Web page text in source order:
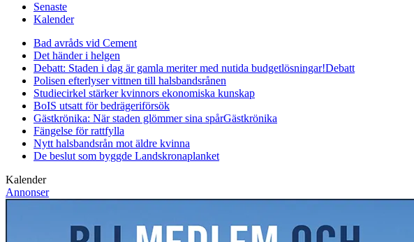
Senaste
Kalender
Bad avråds vid Cement
Det händer i helgen
Debatt: Staden i dag är gamla meriter med nutida budgetlösningar!Debatt
Polisen efterlyser vittnen till halsbandsrånen
Studiecirkel stärker kvinnors ekonomiska kunskap
BoIS utsatt för bedrägeriförsök
Gästkrönika: När staden glömmer sina spårGästkrönika
Fängelse för rattfylla
Nytt halsbandsrån mot äldre kvinna
De beslut som byggde Landskronaplanket
Kalender
Annonser